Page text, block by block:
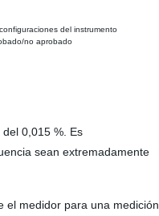
del instrumento
no aprobado
0,015 %. Es
sean extremadamente
el medidor para una medición